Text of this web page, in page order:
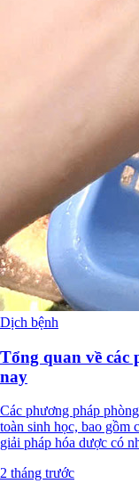
Dịch bệnh
Tổng quan về các
nay
Các phương pháp
toàn sinh học, bao gồm
giải pháp hóa dược có
2 tháng trước